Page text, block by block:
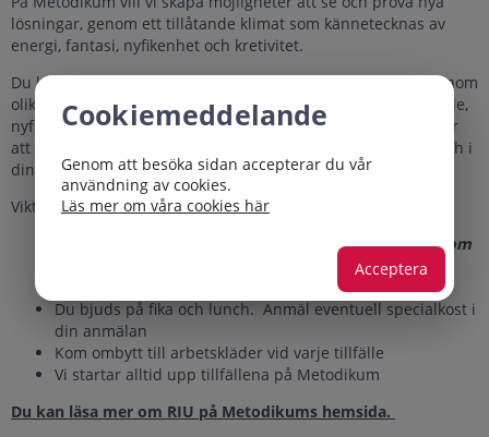
lösningar, genom ett tillåtande klimat som kännetecknas av
energi, fantasi, nyfikenhet och kretivitet.
Du kommer att träffa instruktörer som alla arbetar kliniskt inom
olika områden och har specialistkunskaper. De är engagerade,
nyfikna och sätter fokus på det som är relevant och viktigt för
att det ska fungera så bra som möjligt för dig i din vardag och i
din verksamhet.
Viktig information:
Du anmäler dig till hela introduktionsprogrammet som
sammanlagt innehåller 10 tillfällen fördelade under
Du bjuds på fika och lunch. Anmäl eventuell specialkost i
din anmälan
Kom ombytt till arbetskläder vid varje tillfälle
Vi startar alltid upp tillfällena på Metodikum
Du kan läsa mer om RIU på Metodikums hemsida.
Cookiemeddelande
Genom att besöka sidan accepterar du vår
användning av cookies.
Läs mer om våra cookies här
Acceptera